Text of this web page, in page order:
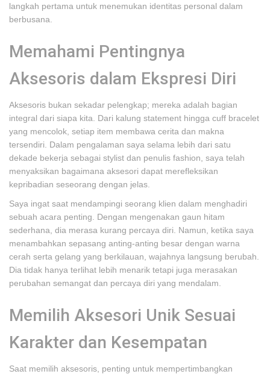
langkah pertama untuk menemukan identitas personal dalam
berbusana.
Memahami Pentingnya
Aksesoris dalam Ekspresi Diri
Aksesoris bukan sekadar pelengkap; mereka adalah bagian
integral dari siapa kita. Dari kalung statement hingga cuff bracelet
yang mencolok, setiap item membawa cerita dan makna
tersendiri. Dalam pengalaman saya selama lebih dari satu
dekade bekerja sebagai stylist dan penulis fashion, saya telah
menyaksikan bagaimana aksesori dapat merefleksikan
kepribadian seseorang dengan jelas.
Saya ingat saat mendampingi seorang klien dalam menghadiri
sebuah acara penting. Dengan mengenakan gaun hitam
sederhana, dia merasa kurang percaya diri. Namun, ketika saya
menambahkan sepasang anting-anting besar dengan warna
cerah serta gelang yang berkilauan, wajahnya langsung berubah.
Dia tidak hanya terlihat lebih menarik tetapi juga merasakan
perubahan semangat dan percaya diri yang mendalam.
Memilih Aksesori Unik Sesuai
Karakter dan Kesempatan
Saat memilih aksesoris, penting untuk mempertimbangkan